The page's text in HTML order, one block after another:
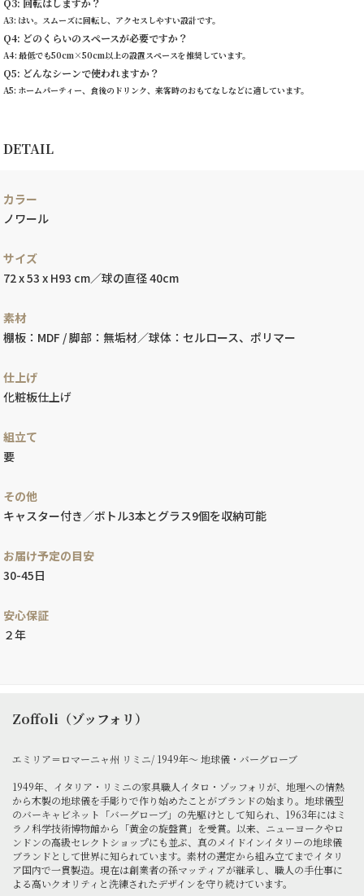
Q3: 回転はしますか？
A3: はい。スムーズに回転し、アクセスしやすい設計です。
Q4: どのくらいのスペースが必要ですか？
A4: 最低でも50cm×50cm以上の設置スペースを推奨しています。
Q5: どんなシーンで使われますか？
A5: ホームパーティー、食後のドリンク、来客時のおもてなしなどに適しています。
DETAIL
カラー
ノワール
サイズ
72 x 53 x H93 cm／球の直径 40cm
素材
棚板：MDF / 脚部：無垢材／球体：セルロース、ポリマー
仕上げ
化粧板仕上げ
組立て
要
その他
キャスター付き／ボトル3本とグラス9個を収納可能
お届け予定の目安
30-45日
安心保証
２年
Zoffoli（ゾッフォリ）
エミリア＝ロマーニャ州 リミニ/ 1949年～ 地球儀・バーグローブ
1949年、イタリア・リミニの家具職人イタロ・ゾッフォリが、地理への情熱
から木製の地球儀を手彫りで作り始めたことがブランドの始まり。地球儀型
のバーキャビネット「バーグローブ」の先駆けとして知られ、1963年にはミ
ラノ科学技術博物館から「黄金の旋盤賞」を受賞。以来、ニューヨークやロ
ンドンの高級セレクトショップにも並ぶ、真のメイドインイタリーの地球儀
ブランドとして世界に知られています。素材の選定から組み立てまでイタリ
ア国内で一貫製造。現在は創業者の孫マッティアが継承し、職人の手仕事に
よる高いクオリティと洗練されたデザインを守り続けています。